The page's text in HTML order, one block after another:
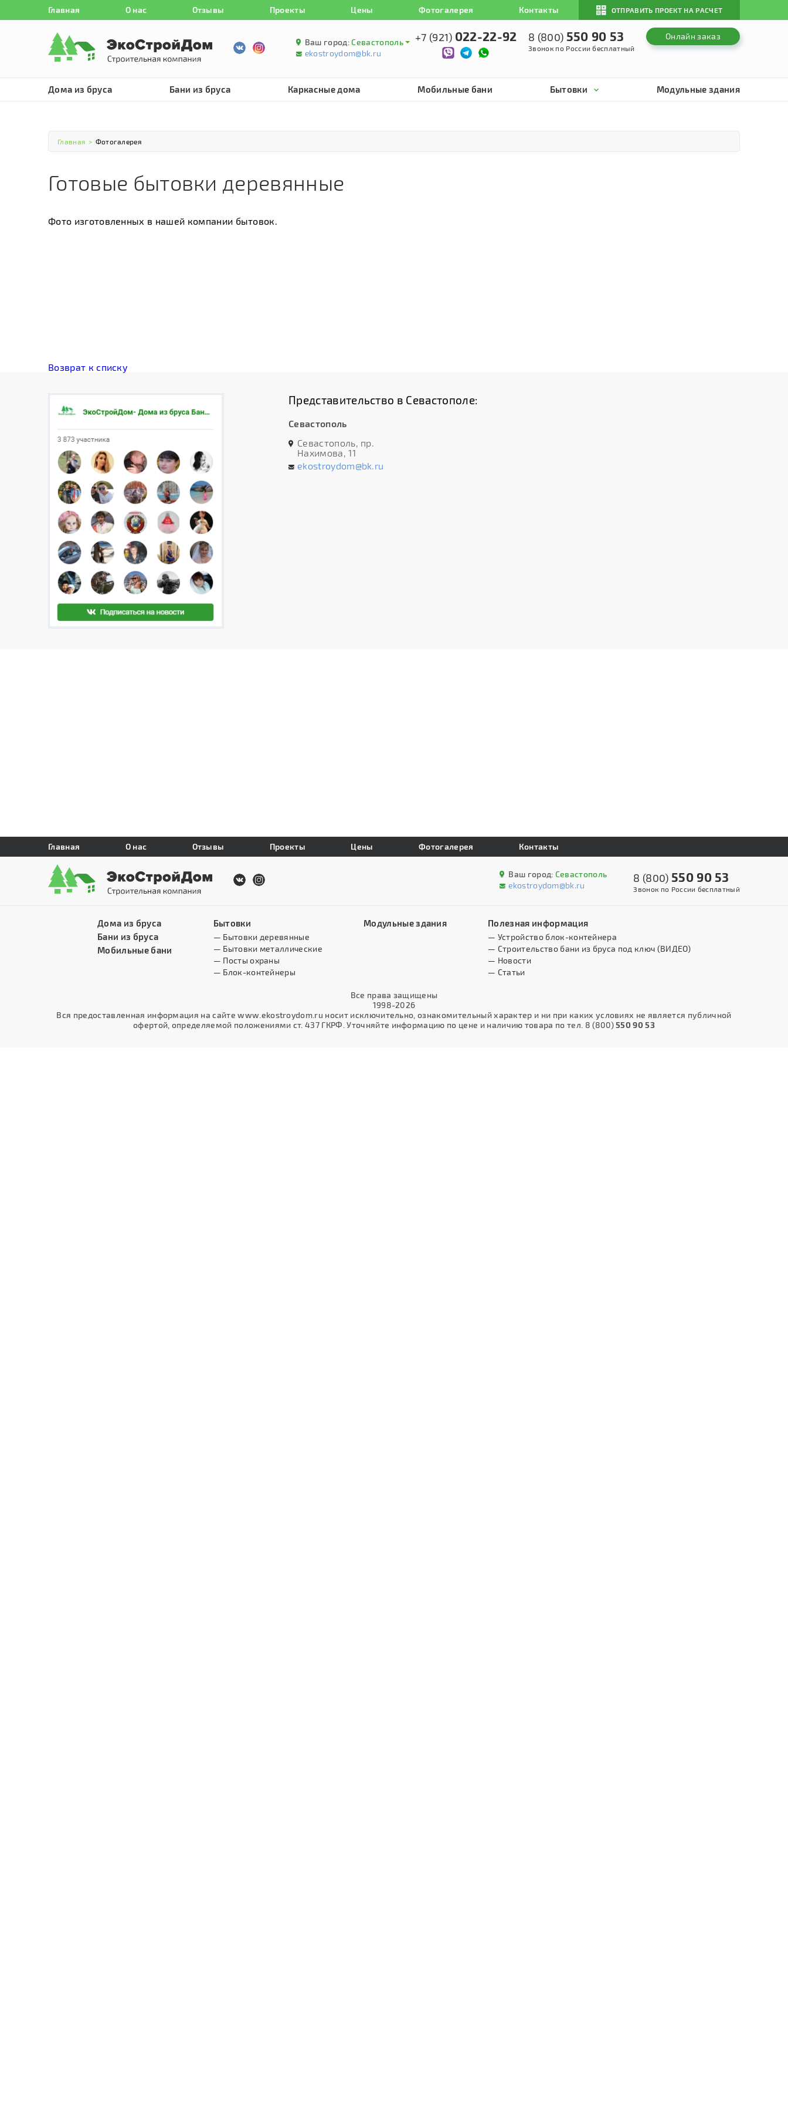
Главная О нас Отзывы Проекты Цены Фотогалерея Контакты ОТПРАВИТЬ ПРОЕКТ НА РАСЧЕТ
Ваш город:Севастополь
ekostroydom@bk.ru
+7 (921) 022-22-92 8 (800) 550 90 53
Звонок по России бесплатный
Онлайн заказ
Дома из бруса Бани из бруса Каркасные дома Мобильные бани Бытовки Модульные здания
Главная > Фотогалерея
Готовые бытовки деревянные
Фото изготовленных в нашей компании бытовок.
Возврат к списку
Представительство в Севастополе:
Севастополь
Севастополь, пр.
Нахимова, 11
ekostroydom@bk.ru
Главная О нас Отзывы Проекты Цены Фотогалерея Контакты
Ваш город: Севастополь
ekostroydom@bk.ru
8 (800) 550 90 53
Звонок по России бесплатный
Дома из бруса
Бани из бруса
Мобильные бани
Бытовки
— Бытовки деревянные
— Бытовки металлические
— Посты охраны
— Блок-контейнеры
Модульные здания Полезная информация
— Устройство блок-контейнера
— Строительство бани из бруса под ключ (ВИДЕО)
— Новости
— Статьи
Все права защищены
1998-2026
Вся предоставленная информация на сайте www.ekostroydom.ru носит исключительно, ознакомительный характер и ни при каких условиях не является публичной
офертой, определяемой положениями ст. 437 ГКРФ. Уточняйте информацию по цене и наличию товара по тел. 8 (800)550 90 53